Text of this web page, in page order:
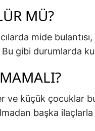
MÜ?
mide
gibi durumlarda
ve küçük çocuklar
başka ilaçlarla